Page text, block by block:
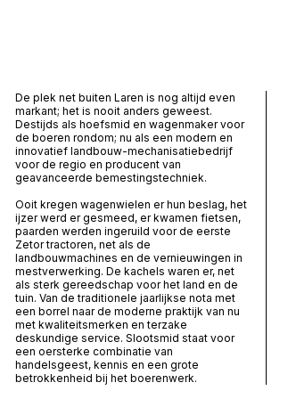
De plek net buiten Laren is nog altijd even
markant; het is nooit anders geweest.
Destijds als hoefsmid en wagenmaker voor
de boeren rondom; nu als een modern en
innovatief landbouw-mechanisatiebedrijf
voor de regio en producent van
geavanceerde bemestingstechniek.
Ooit kregen wagenwielen er hun beslag, het
ijzer werd er gesmeed, er kwamen fietsen,
paarden werden ingeruild voor de eerste
Zetor tractoren, net als de
landbouwmachines en de vernieuwingen in
mestverwerking. De kachels waren er, net
als sterk gereedschap voor het land en de
tuin. Van de traditionele jaarlijkse nota met
een borrel naar de moderne praktijk van nu
met kwaliteitsmerken en terzake
deskundige service. Slootsmid staat voor
een oersterke combinatie van
handelsgeest, kennis en een grote
betrokkenheid bij het boerenwerk.